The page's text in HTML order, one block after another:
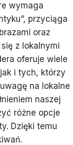
wymaga
przyciąga
oraz
z lokalnymi
oferuje wiele
i tych, którzy
na lokalne
naszej
różne opcje
Dzięki temu